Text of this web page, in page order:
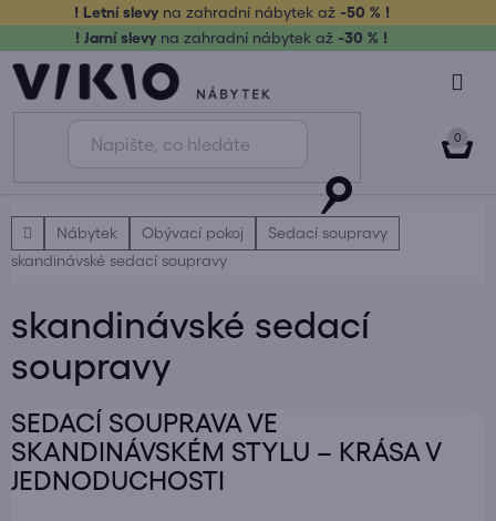
obsah
! Letní slevy na zahradní nábytek až-50 % !
! Jarní slevy na zahradní nábytek až -30 % !
DomůNábytek Obývací pokoj
Sedací soupravy
skandinávské sedací soupravy
skandinávské sedací
soupravy
SEDACÍ SOUPRAVA VE
SKANDINÁVSKÉM STYLU – KRÁSA V
JEDNODUCHOSTI